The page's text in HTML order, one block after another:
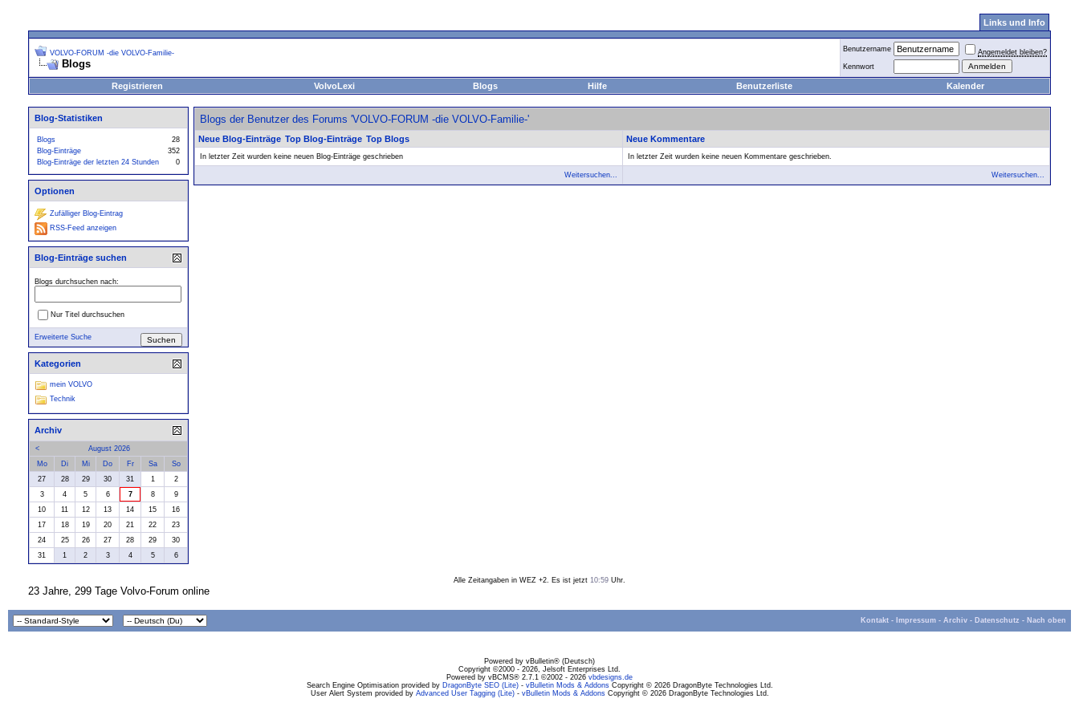
Links und Info
VOLVO-FORUM -die VOLVO-Familie-
Blogs
Benutzername
Angemeldet bleiben?
Kennwort
Registrieren VolvoLexi Blogs Hilfe Benutzerliste Kalender
Blogs der Benutzer des Forums 'VOLVO-FORUM -die VOLVO-Familie-'
Neue Blog-Einträge Top Blog-Einträge Top Blogs Neue Kommentare
In letzter Zeit wurden keine neuen Blog-Einträge geschrieben In letzter Zeit wurden keine neuen Kommentare geschrieben.
Weitersuchen... Weitersuchen...
Blog-Statistiken
Blogs
28
Blog-Einträge
352
Blog-Einträge der letzten 24 Stunden
0
Optionen
Zufälliger Blog-Eintrag
RSS-Feed anzeigen
Blog-Einträge suchen
Blogs durchsuchen nach:
Nur Titel durchsuchen
Erweiterte Suche
Kategorien
mein VOLVO
Technik
Archiv
<
August 2026
Mo
Di Mi Do Fr Sa
So
27
28 29 30 31 1
2
3
4 5 6 7 8
9
10
11 12 13 14 15
16
17
18 19 20 21 22
23
24
25 26 27 28 29
30
31
1 2 3 4 5 6
Alle Zeitangaben in WEZ +2. Es ist jetzt 10:59 Uhr.
23 Jahre, 299 Tage Volvo-Forum online
Kontakt - Impressum - Archiv - Datenschutz - Nach oben
Powered by vBulletin® (Deutsch)
Copyright ©2000 - 2026, Jelsoft Enterprises Ltd.
Powered by vBCMS® 2.7.1 ©2002 - 2026 vbdesigns.de
Search Engine Optimisation provided by DragonByte SEO (Lite)- vBulletin Mods & AddonsCopyright © 2026 DragonByte Technologies Ltd.
User Alert System provided by Advanced User Tagging (Lite)- vBulletin Mods & AddonsCopyright © 2026 DragonByte Technologies Ltd.